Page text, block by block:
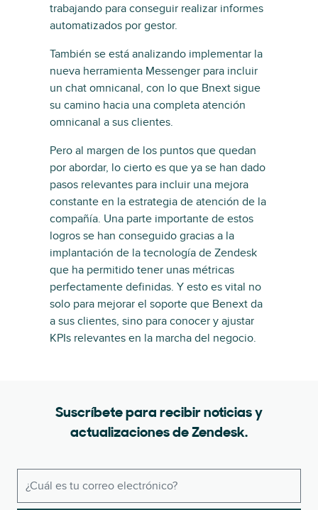
trabajando para conseguir realizar informes
automatizados por gestor.
También se está analizando implementar la
nueva herramienta Messenger para incluir
un chat omnicanal, con lo que Bnext sigue
su camino hacia una completa atención
omnicanal a sus clientes.
Pero al margen de los puntos que quedan
por abordar, lo cierto es que ya se han dado
pasos relevantes para incluir una mejora
constante en la estrategia de atención de la
compañía. Una parte importante de estos
logros se han conseguido gracias a la
implantación de la tecnología de Zendesk
que ha permitido tener unas métricas
perfectamente definidas. Y esto es vital no
solo para mejorar el soporte que Benext da
a sus clientes, sino para conocer y ajustar
KPIs relevantes en la marcha del negocio.
Suscríbete para recibir noticias y
actualizaciones de Zendesk.